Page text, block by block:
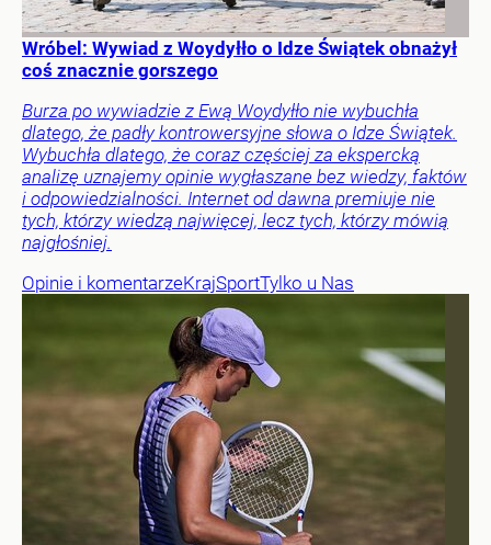
Wróbel: Wywiad z Woydyłło o Idze Świątek obnażył
coś znacznie gorszego
Burza po wywiadzie z Ewą Woydyłło nie wybuchła
dlatego, że padły kontrowersyjne słowa o Idze Świątek.
Wybuchła dlatego, że coraz częściej za ekspercką
analizę uznajemy opinie wygłaszane bez wiedzy, faktów
i odpowiedzialności. Internet od dawna premiuje nie
tych, którzy wiedzą najwięcej, lecz tych, którzy mówią
najgłośniej.
Opinie i komentarzeKrajSportTylko u Nas